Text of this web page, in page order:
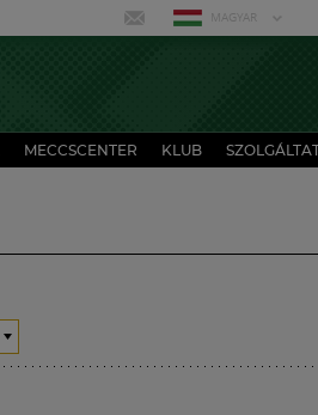
MAGYAR
MECCSCENTER KLUB